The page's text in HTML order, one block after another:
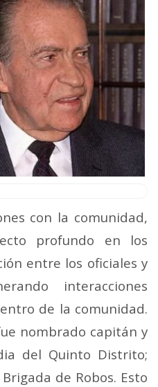
con la comunidad,
profundo en los
entre los oficiales y
interacciones
de la comunidad.
nombrado capitán y
del Quinto Distrito;
de Robos. Esto